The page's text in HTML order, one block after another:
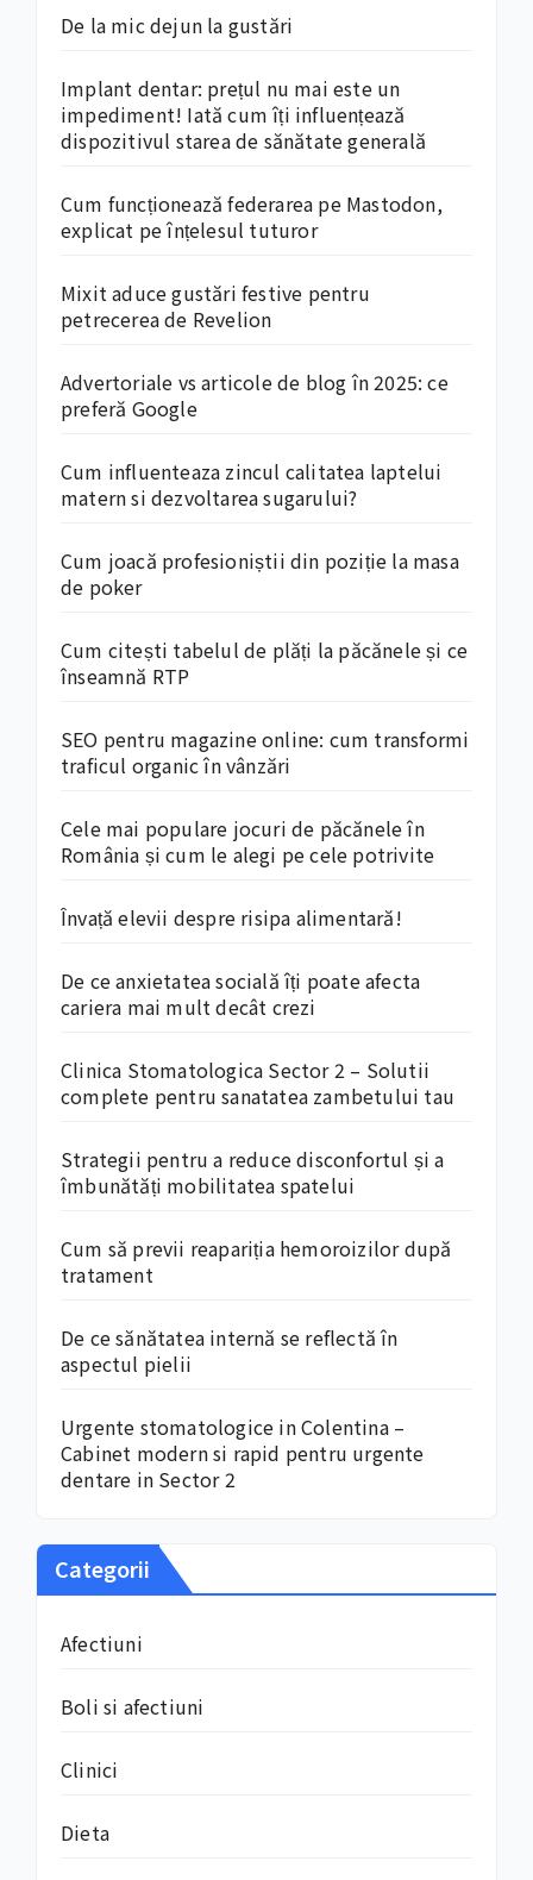
De la mic dejun la gustări
Implant dentar: prețul nu mai este un
impediment! Iată cum îți influențează
dispozitivul starea de sănătate generală
Cum funcționează federarea pe Mastodon,
explicat pe înțelesul tuturor
Mixit aduce gustări festive pentru
petrecerea de Revelion
Advertoriale vs articole de blog în 2025: ce
preferă Google
Cum influenteaza zincul calitatea laptelui
matern si dezvoltarea sugarului?
Cum joacă profesioniștii din poziție la masa
de poker
Cum citești tabelul de plăți la păcănele și ce
înseamnă RTP
SEO pentru magazine online: cum transformi
traficul organic în vânzări
Cele mai populare jocuri de păcănele în
România și cum le alegi pe cele potrivite
Învață elevii despre risipa alimentară!
De ce anxietatea socială îți poate afecta
cariera mai mult decât crezi
Clinica Stomatologica Sector 2 – Solutii
complete pentru sanatatea zambetului tau
Strategii pentru a reduce disconfortul și a
îmbunătăți mobilitatea spatelui
Cum să previi reapariția hemoroizilor după
tratament
De ce sănătatea internă se reflectă în
aspectul pielii
Urgente stomatologice in Colentina –
Cabinet modern si rapid pentru urgente
dentare in Sector 2
Categorii
Afectiuni
Boli si afectiuni
Clinici
Dieta